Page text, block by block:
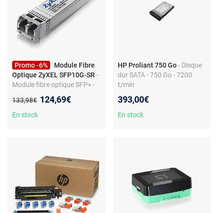
Promo -6%
Module Fibre
Optique ZyXEL SFP10G-SR -
Module fibre optique SFP+ -
1000 Mbit/s
Ancien prix :
133,98€ Nouveau prix :
124,69€
En stock
HP Proliant 750 Go - Disque
dur SATA - 750 Go - 7200
t/min
393,00€
En stock